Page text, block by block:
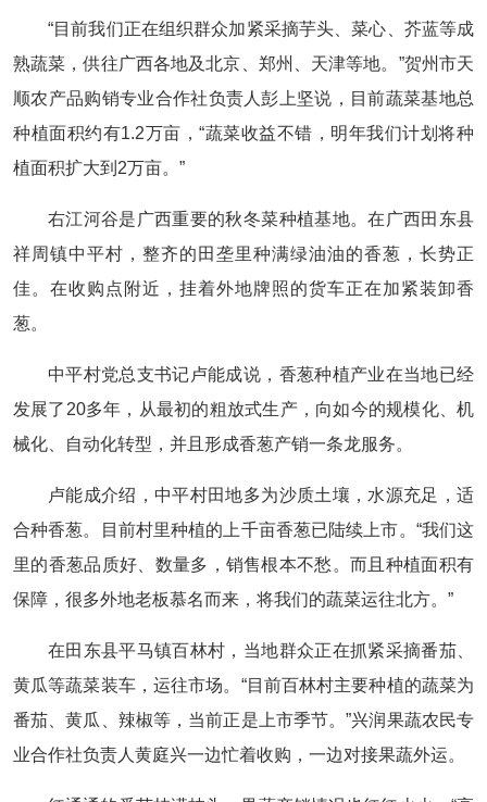
“目前我们正在组织群众加紧采摘芋头、菜心、芥蓝等成
熟蔬菜，供往广西各地及北京、郑州、天津等地。”贺州市天
顺农产品购销专业合作社负责人彭上坚说，目前蔬菜基地总
种植面积约有1.2万亩，“蔬菜收益不错，明年我们计划将种
植面积扩大到2万亩。”
右江河谷是广西重要的秋冬菜种植基地。在广西田东县
祥周镇中平村，整齐的田垄里种满绿油油的香葱，长势正
佳。在收购点附近，挂着外地牌照的货车正在加紧装卸香
葱。
中平村党总支书记卢能成说，香葱种植产业在当地已经
发展了20多年，从最初的粗放式生产，向如今的规模化、机
械化、自动化转型，并且形成香葱产销一条龙服务。
卢能成介绍，中平村田地多为沙质土壤，水源充足，适
合种香葱。目前村里种植的上千亩香葱已陆续上市。“我们这
里的香葱品质好、数量多，销售根本不愁。而且种植面积有
保障，很多外地老板慕名而来，将我们的蔬菜运往北方。”
在田东县平马镇百林村，当地群众正在抓紧采摘番茄、
黄瓜等蔬菜装车，运往市场。“目前百林村主要种植的蔬菜为
番茄、黄瓜、辣椒等，当前正是上市季节。”兴润果蔬农民专
业合作社负责人黄庭兴一边忙着收购，一边对接果蔬外运。